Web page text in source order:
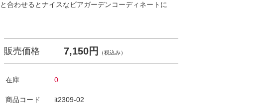
と合わせるとナイスなビアガーデンコーディネートに
販売価格 7,150円 （税込み）
在庫 0
商品コード it2309-02